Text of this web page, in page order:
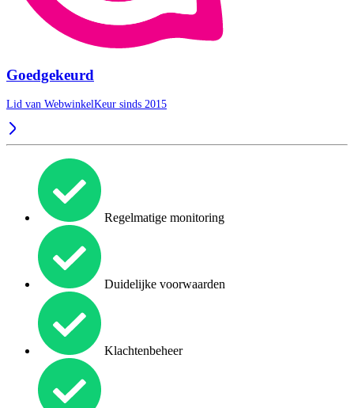
Goedgekeurd
Lid van WebwinkelKeur sinds 2015
Regelmatige monitoring
Duidelijke voorwaarden
Klachtenbeheer